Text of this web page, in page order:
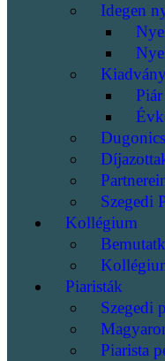
Idegen
Szegedi
Kollégium
Piaristák
Szegedi
Piarista